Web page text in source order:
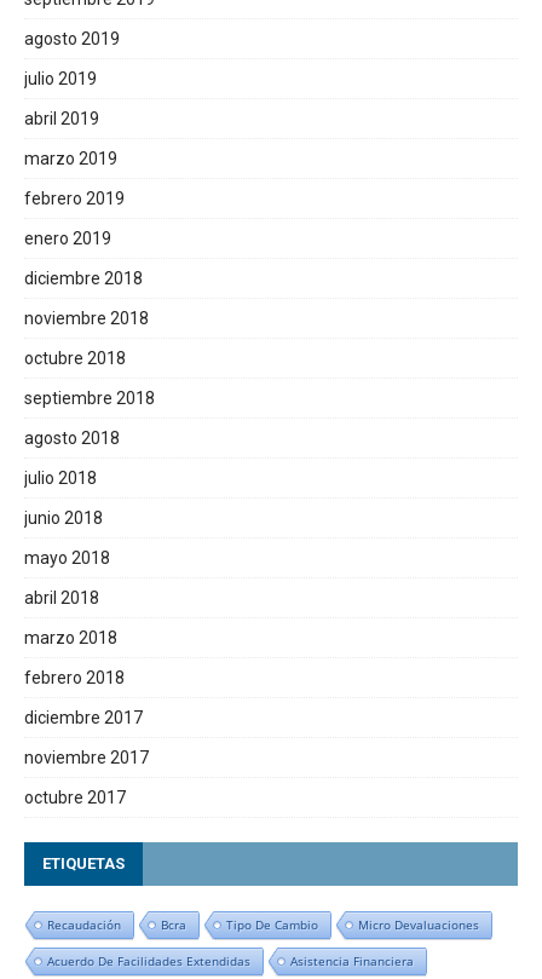
agosto 2019
julio 2019
abril 2019
marzo 2019
febrero 2019
enero 2019
diciembre 2018
noviembre 2018
octubre 2018
septiembre 2018
agosto 2018
julio 2018
junio 2018
mayo 2018
abril 2018
marzo 2018
febrero 2018
diciembre 2017
noviembre 2017
octubre 2017
ETIQUETAS
Recaudación Bcra Tipo De Cambio Micro Devaluaciones
Acuerdo De Facilidades Extendidas Asistencia Financiera